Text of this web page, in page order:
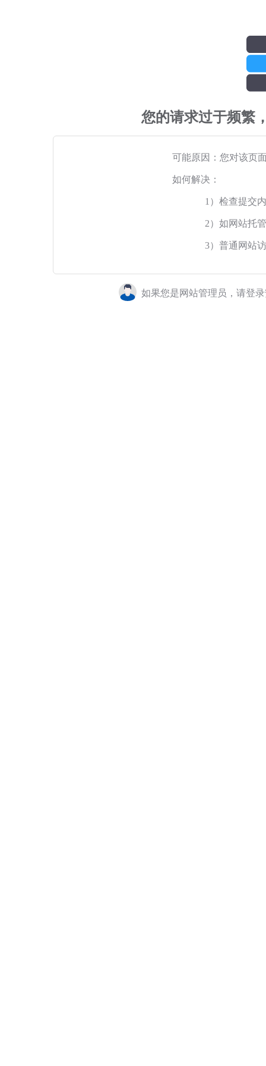
您的请求过于频繁
可能原因：您对该页
如何解决：
1）检查提交
2）如网站托
3）普通网站
如果您是网站管理员，请登